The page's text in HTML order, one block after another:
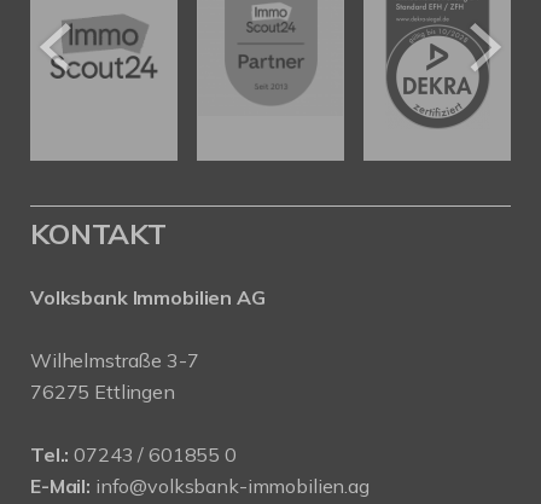
KONTAKT
Volksbank Immobilien AG
Wilhelmstraße 3-7
76275 Ettlingen
Tel.: 07243 / 601855 0
E-Mail: info@volksbank-immobilien.ag